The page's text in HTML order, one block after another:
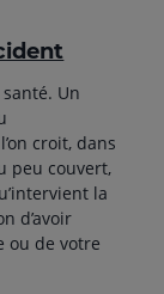
Un
croit, dans
peu couvert,
la
d’avoir
ou de votre